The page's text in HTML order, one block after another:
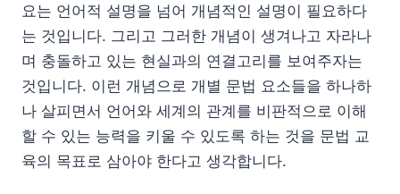
요는 언어적 설명을 넘어 개념적인 설명이 필요하다
는 것입니다. 그리고 그러한 개념이 생겨나고 자라나
며 충돌하고 있는 현실과의 연결고리를 보여주자는
것입니다. 이런 개념으로 개별 문법 요소들을 하나하
나 살피면서 언어와 세계의 관계를 비판적으로 이해
할 수 있는 능력을 키울 수 있도록 하는 것을 문법 교
육의 목표로 삼아야 한다고 생각합니다.